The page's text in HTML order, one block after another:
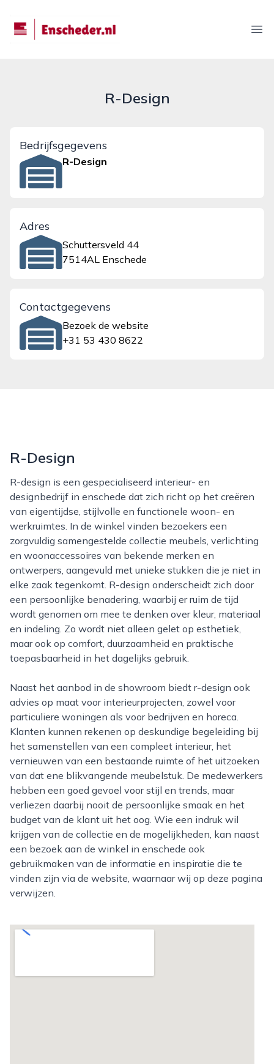
enscheder.nl
R-Design
Bedrijfsgegevens
R-Design
Adres
Schuttersveld 44
7514AL Enschede
Contactgegevens
Bezoek de website
+31 53 430 8622
R-Design
R-design is een gespecialiseerd interieur- en
designbedrijf in enschede dat zich richt op het creëren
van eigentijdse, stijlvolle en functionele woon- en
werkruimtes. In de winkel vinden bezoekers een
zorgvuldig samengestelde collectie meubels, verlichting
en woonaccessoires van bekende merken en
ontwerpers, aangevuld met unieke stukken die je niet in
elke zaak tegenkomt. R-design onderscheidt zich door
een persoonlijke benadering, waarbij er ruim de tijd
wordt genomen om mee te denken over kleur, materiaal
en indeling. Zo wordt niet alleen gelet op esthetiek,
maar ook op comfort, duurzaamheid en praktische
toepasbaarheid in het dagelijks gebruik.
Naast het aanbod in de showroom biedt r-design ook
advies op maat voor interieurprojecten, zowel voor
particuliere woningen als voor bedrijven en horeca.
Klanten kunnen rekenen op deskundige begeleiding bij
het samenstellen van een compleet interieur, het
vernieuwen van een bestaande ruimte of het uitzoeken
van dat ene blikvangende meubelstuk. De medewerkers
hebben een goed gevoel voor stijl en trends, maar
verliezen daarbij nooit de persoonlijke smaak en het
budget van de klant uit het oog. Wie een indruk wil
krijgen van de collectie en de mogelijkheden, kan naast
een bezoek aan de winkel in enschede ook
gebruikmaken van de informatie en inspiratie die te
vinden zijn via de website, waarnaar wij op deze pagina
verwijzen.